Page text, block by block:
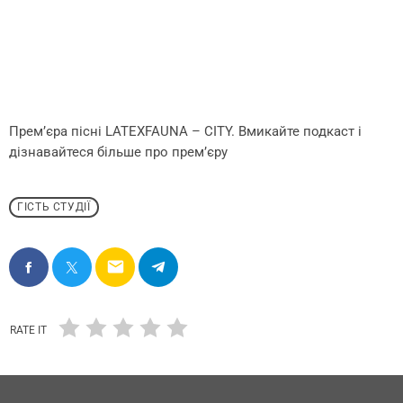
Премʼєра пісні LATEXFAUNA – CITY. Вмикайте подкаст і
дізнавайтеся більше про прем’єру
ГІСТЬ СТУДІЇ
email
RATE IT